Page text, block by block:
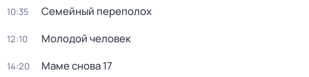
10:35 Семейный переполох
12:10 Молодой человек
14:20 Маме снова 17